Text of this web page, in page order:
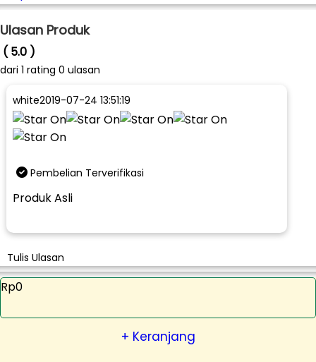
Ulasan Produk
( 5.0 )
dari 1 rating 0 ulasan
white2019-07-24 13:51:19
Pembelian Terverifikasi
Produk Asli
Tulis Ulasan
Rp0
+ Keranjang